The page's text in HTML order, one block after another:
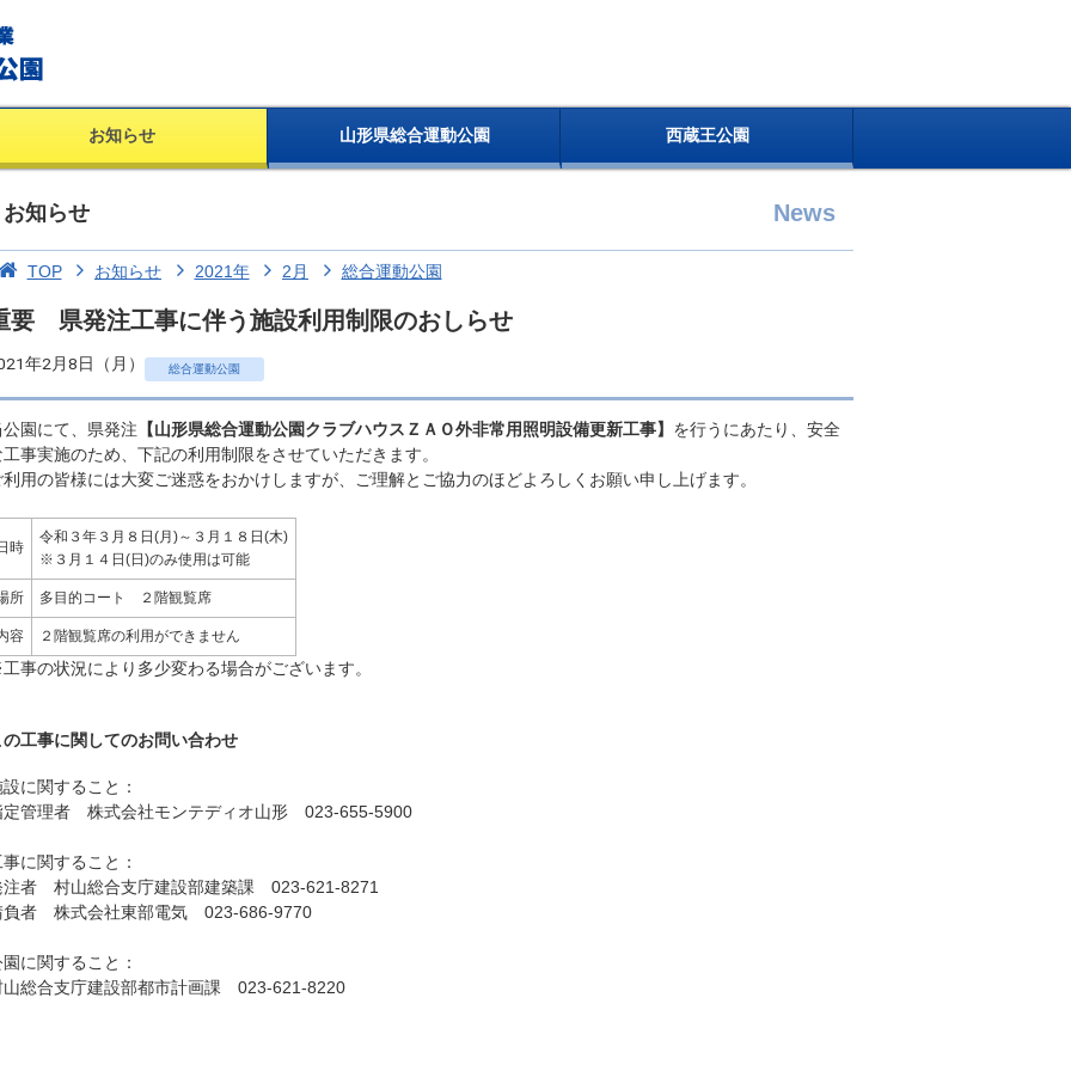
お知らせ 山形県総合運動公園 西蔵王公園
お知らせ News
TOP お知らせ 2021年 2月 総合運動公園
要 県発注工事に伴う施設利用制限のおしらせ
年2月8日（月） 総合運動公園
公園にて、県発注 【山形県総合運動公園クラブハウスＺＡＯ外非常用照明設備更新工事】 を行うにあたり、安全
工事実施のため、下記の利用制限をさせていただきます。
利用の皆様には大変ご迷惑をおかけしますが、ご理解とご協力のほどよろしくお願い申し上げます。
時
令和３年３月８日(月)～３月１８日(木)
※３月１４日(日)のみ使用は可能
所 多目的コート ２階観覧席
容 ２階観覧席の利用ができません
事の状況により多少変わる場合がございます。
の工事に関してのお問い合わせ
設に関すること：
定管理者 株式会社モンテディオ山形 023-655-5900
事に関すること：
注者 村山総合支庁建設部建築課 023-621-8271
負者 株式会社東部電気 023-686-9770
園に関すること：
山総合支庁建設部都市計画課 023-621-8220